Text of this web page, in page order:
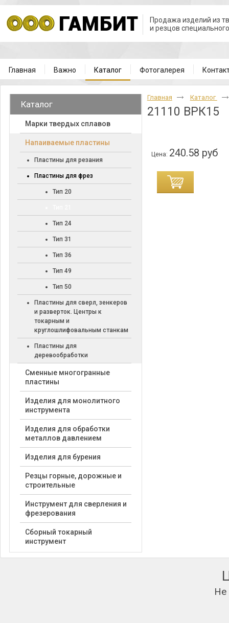
Продажа изделий из
и резцов
Главная Важно Каталог Фотогалерея
Каталог
Марки твердых сплавов
Напаиваемые пластины
Пластины для резания
Пластины для фрез
Тип 20
Тип 24
Тип 31
Тип 36
Тип 49
Тип 50
Пластины для сверл, зенкеров
и разверток. Центры к
токарным и
круглошлифовальным станкам
Пластины для
деревообработки
Cменные многогранные
пластины
Изделия для монолитного
инструмента
Изделия для обработки
металлов давлением
Изделия для бурения
Резцы горные, дорожные и
строительные
Инструмент для сверления и
фрезерования
Сборный токарный
инструмент
Главная Каталог
21110 ВРК15
Цена: 240.58 руб
Не